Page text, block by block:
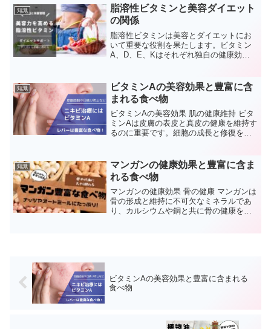
少させることに寄与します。 心臓の健康
カリウムは心臓の...
知識
脂溶性ビタミンと美容ダイエット
の関係
脂溶性ビタミンは美容とダイエットにお
いて重要な役割を果たします。ビタミン
A、D、E、Kはそれぞれ独自の健康効果
とされています。 脂溶性ビタミンとは？
脂溶性ビタミンは脂...
知識
ビタミンAの美容効果と豊富に含
まれる食べ物
ビタミンAの美容効果 肌の健康維持 ビタ
ミンAは皮膚の表皮と真皮の健康を維持す
るのに重要です。細胞の成長と修復を助
ます。 アクネの治療 レチノイドとして知
られるビタミン...
知識
マンガンの健康効果と豊富に含ま
れる食べ物
マンガンの健康効果 骨の健康 マンガンは
骨の形成と維持に不可欠なミネラルであ
り、カルシウムや銅と共に骨の健康をサ
ビタミンAの美容効果と豊富に含まれる
食べ物